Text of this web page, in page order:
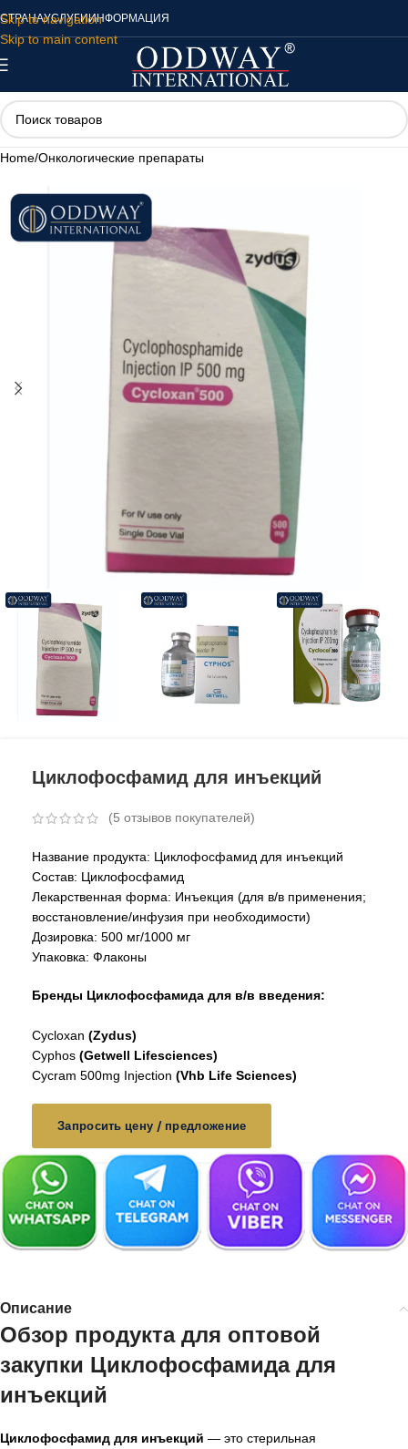
Skip to navigation
Skip to main content
СТРАНАУСЛУГИИНФОРМАЦИЯ
Home/Онкологические препараты
Циклофосфамид для инъекций
(5 отзывов покупателей)
Название продукта: Циклофосфамид для инъекций
Состав: Циклофосфамид
Лекарственная форма: Инъекция (для в/в применения;
восстановление/инфузия при необходимости)
Дозировка: 500 мг/1000 мг
Упаковка: Флаконы
Бренды Циклофосфамида для в/в введения:
Cycloxan (Zydus)
Cyphos (Getwell Lifesciences)
Cycram 500mg Injection (Vhb Life Sciences)
Запросить цену / предложение
Описание
Обзор продукта для оптовой
закупки Циклофосфамида для
инъекций
Циклофосфамид для инъекций — это стерильная